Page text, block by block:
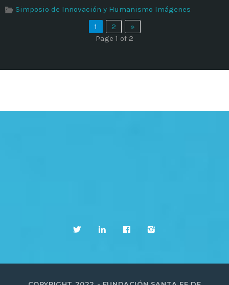
Simposio de Innovación y Humanismo Imágenes
1
2
»
Page 1 of 2